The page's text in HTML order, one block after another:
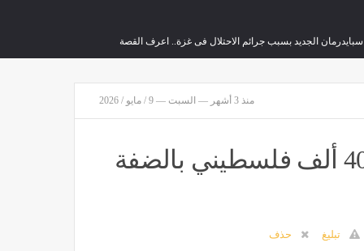
الجديد بسبب جرائم الاحتلال فى غزة.. اعرف القصة
العسكرية العراقية تضبط 19 مطلوبًا للقضاء في 6 محافظات
منذ 3 أشهر — السبت — 9 / مايو / 2026
الأمم المتحدة: إسرائيل أجبرت نحو 40 ألف فلسطيني بالضفة
تبليغ حذف